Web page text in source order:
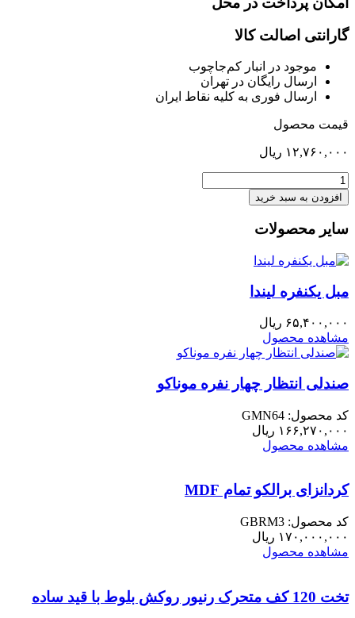
گارانتی اصالت کالا
موجود در انبار کم‌‌جاچوب
ارسال رایگان در تهران
ارسال فوری به کلیه نقاط ایران
قیمت محصول
۱۲,۷۶۰,۰۰۰ ریال
طبقه
ثابت
وسط
کمد
سه
درب
ریلی
رنیور
عدد
افزودن به سبد خرید
سایر محصولات
مبل یکنفره لیندا
۶۵,۴۰۰,۰۰۰ ریال
مشاهده محصول
صندلی انتظار چهار نفره موناکو
کد محصول: GMN64
۱۶۶,۲۷۰,۰۰۰ ریال
مشاهده محصول
کردانزای برالکو تمام MDF
کد محصول: GBRM3
۱۷۰,۰۰۰,۰۰۰ ریال
مشاهده محصول
تخت 120 کف متحرک رنیور روکش بلوط با قید ساده